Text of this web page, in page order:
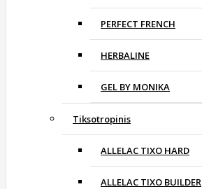
PERFECT FRENCH
HERBALINE
GEL BY MONIKA
Tiksotropinis
ALLELAC TIXO HARD
ALLELAC TIXO BUILDER